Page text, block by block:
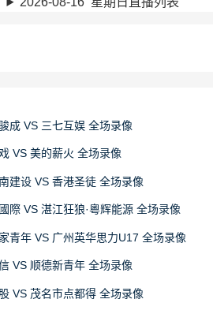
成 VS 三七互娱 全场录像
VS 美的薪火 全场录像
建设 VS 香港圣徒 全场录像
際 VS 湛江狂狼·粵辉能源 全场录像
青年 VS 广州英华思力U17 全场录像
VS 顺德新青年 全场录像
VS 茂名市点都得 全场录像